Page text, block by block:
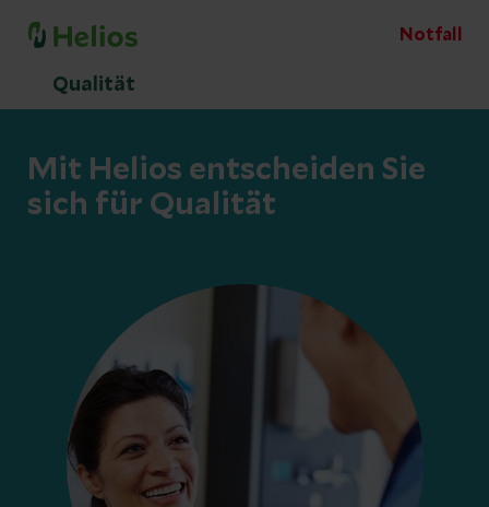
Notfall
Qualität
Mit Helios entscheiden Sie
sich für Qualität